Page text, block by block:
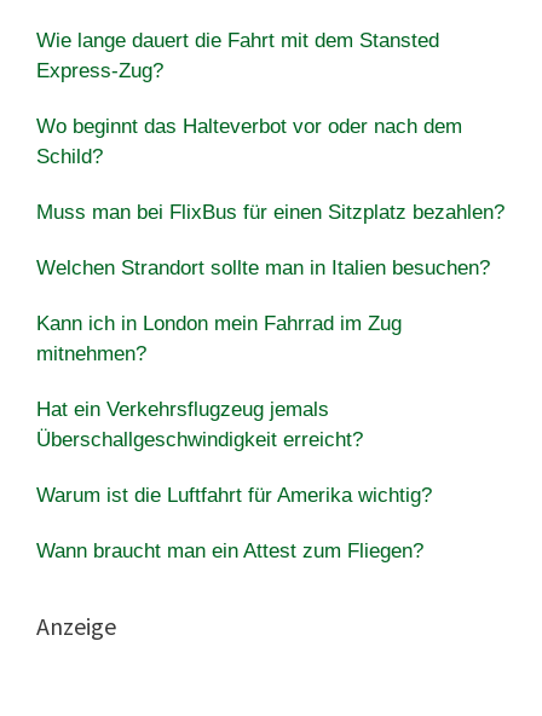
Wie lange dauert die Fahrt mit dem Stansted
Express-Zug?
Wo beginnt das Halteverbot vor oder nach dem
Schild?
Muss man bei FlixBus für einen Sitzplatz bezahlen?
Welchen Strandort sollte man in Italien besuchen?
Kann ich in London mein Fahrrad im Zug
mitnehmen?
Hat ein Verkehrsflugzeug jemals
Überschallgeschwindigkeit erreicht?
Warum ist die Luftfahrt für Amerika wichtig?
Wann braucht man ein Attest zum Fliegen?
Anzeige